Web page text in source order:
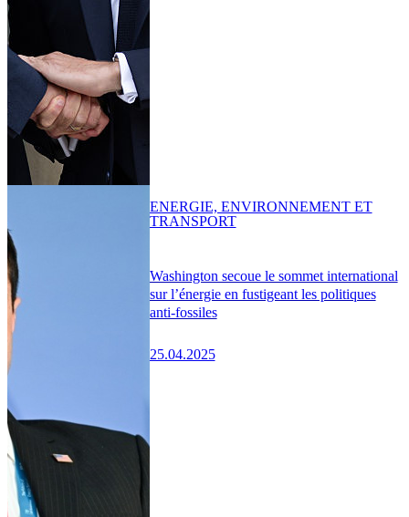
Washington secoue le sommet international
sur l’énergie en fustigeant les politiques
anti-fossiles
25.04.2025
ENERGIE, ENVIRONNEMENT ET
TRANSPORT